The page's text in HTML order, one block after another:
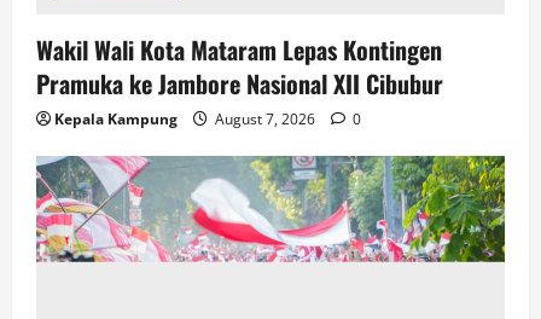
Wakil Wali Kota Mataram Lepas Kontingen
Pramuka ke Jambore Nasional XII Cibubur
Kepala Kampung August 7, 2026 0